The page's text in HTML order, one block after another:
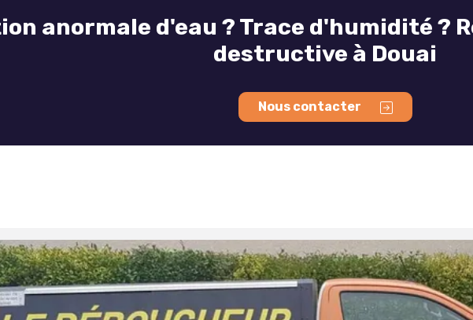
anormale d'eau ? Trace d'humidité ?
destructive à Douai
Nous contacter